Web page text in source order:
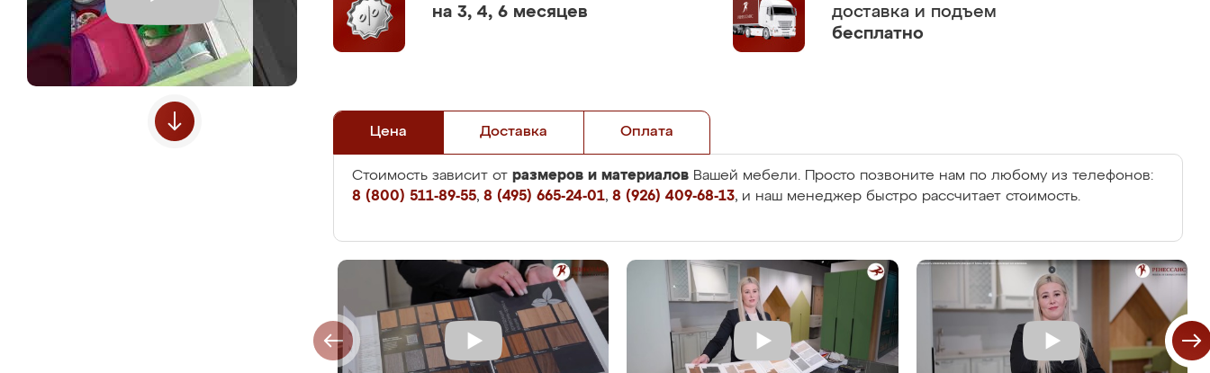
на 3, 4, 6 месяцев
доставка и подъем
бесплатно
Цена Доставка Оплата
Стоимость зависит от размеров и материалов Вашей мебели. Просто позвоните нам по любому из телефонов:
8 (800) 511-89-55, 8 (495) 665-24-01, 8 (926) 409-68-13, и наш менеджер быстро рассчитает стоимость.